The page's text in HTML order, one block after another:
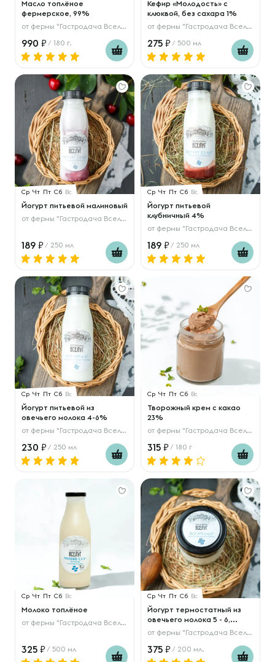
Масло топлёное
фермерское, 99%
от фермы "Гастродача Вселуг"
990 / 180 г.
Кефир «Молодость» с
клюквой, без сахара 1%
от фермы "Гастродача Вселуг"
275 / 500 мл
Ср Чт Пт Сб Вс
Йогурт питьевой малиновый
от фермы "Гастродача Вселуг"
189 / 250 мл
Ср Чт Пт Сб Вс
Йогурт питьевой
клубничный 4%
от фермы "Гастродача Вселуг"
189 / 250 мл
Ср Чт Пт Сб Вс
Йогурт питьевой из
овечьего молока 4-6%
от фермы "Гастродача Вселуг"
230 / 250 мл
Ср Чт Пт Сб Вс
Творожный крем с какао
23%
от фермы "Гастродача Вселуг"
315 / 180 г
Ср Чт Пт Сб Вс
Молоко топлёное
от фермы "Гастродача Вселуг"
325 / 500 мл
Ср Чт Пт Сб Вс
Йогурт термостатный из
овечьего молока 5 - 6,...
от фермы "Гастродача Вселуг"
375 / 200 мл.